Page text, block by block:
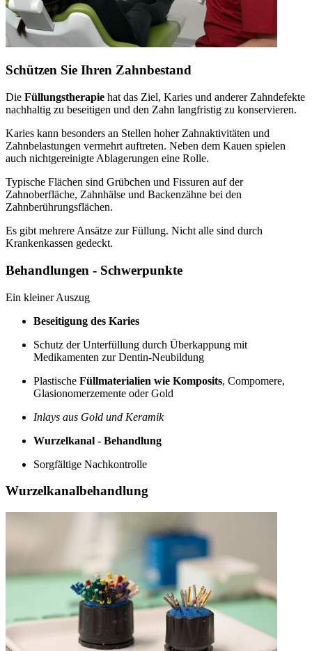
Schützen Sie Ihren Zahnbestand
Die Füllungstherapie hat das Ziel, Karies und anderer Zahndefekte
nachhaltig zu beseitigen und den Zahn langfristig zu konservieren.
Karies kann besonders an Stellen hoher Zahnaktivitäten und
Zahnbelastungen vermehrt auftreten. Neben dem Kauen spielen
auch nichtgereinigte Ablagerungen eine Rolle.
Typische Flächen sind Grübchen und Fissuren auf der
Zahnoberfläche, Zahnhälse und Backenzähne bei den
Zahnberührungsflächen.
Es gibt mehrere Ansätze zur Füllung. Nicht alle sind durch
Krankenkassen gedeckt.
Behandlungen - Schwerpunkte
Ein kleiner Auszug
Beseitigung des Karies
Schutz der Unterfüllung durch Überkappung mit
Medikamenten zur Dentin-Neubildung
Plastische Füllmaterialien wie Komposits, Compomere,
Glasionomerzemente oder Gold
Inlays aus Gold und Keramik
Wurzelkanal - Behandlung
Sorgfältige Nachkontrolle
Wurzelkanalbehandlung